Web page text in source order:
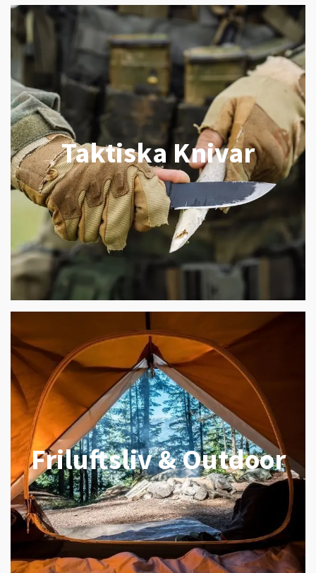
Taktiska Knivar
Friluftsliv & Outdoor